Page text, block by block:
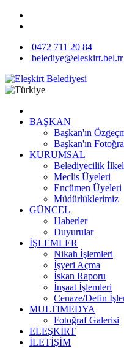
0472 711 20 84
belediye@eleskirt.bel.tr
BAŞKAN
Başkan'ın
Başkan'ın
KURUMSAL
Belediyecilik
Meclis Üyeleri
Encümen Üyeleri
Müdürlüklerimiz
GÜNCEL
Haberler
Duyurular
İŞLEMLER
Nikah İşlemleri
İşyeri Açma
İskan Raporu
İnşaat İşlemleri
Cenaze/Defin
MULTIMEDYA
Fotoğraf Galerisi
ELEŞKİRT
İLETİŞİM